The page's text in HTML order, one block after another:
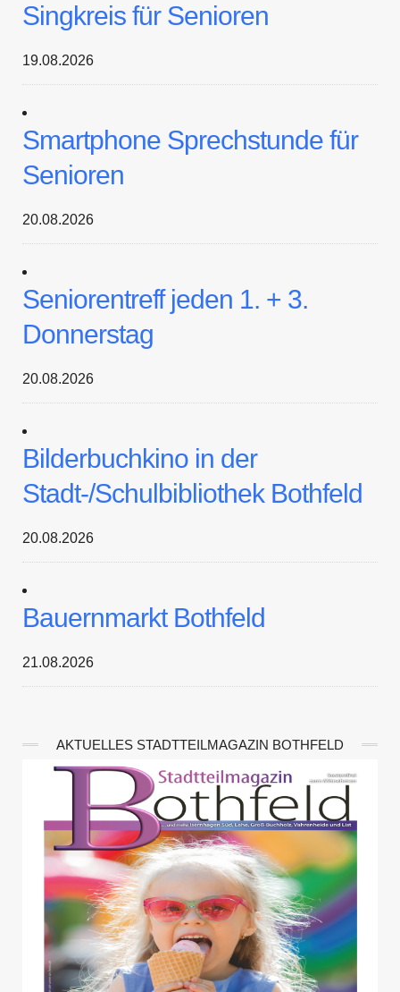
Singkreis für Senioren
19.08.2026
Smartphone Sprechstunde für
Senioren
20.08.2026
Seniorentreff jeden 1. + 3.
Donnerstag
20.08.2026
Bilderbuchkino in der
Stadt-/Schulbibliothek Bothfeld
20.08.2026
Bauernmarkt Bothfeld
21.08.2026
AKTUELLES STADTTEILMAGAZIN BOTHFELD